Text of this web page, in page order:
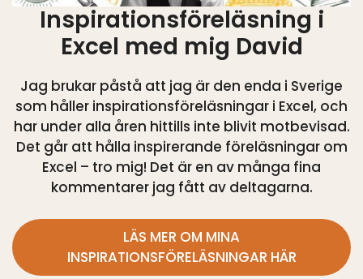
Inspirationsföreläsning i
Excel med mig David
Jag brukar påstå att jag är den enda i Sverige
som håller inspirationsföreläsningar i Excel, och
har under alla åren hittills inte blivit motbevisad.
Det går att hålla inspirerande föreläsningar om
Excel – tro mig! Det är en av många fina
kommentarer jag fått av deltagarna.
LÄS MER OM MINA
INSPIRATIONSFÖRELÄSNINGAR HÄR